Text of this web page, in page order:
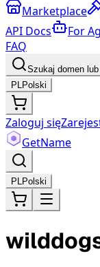
Marketplace
API Docs
For
FAQ
Szukaj domen
PLPolski
Zaloguj się
GetName
PLPolski